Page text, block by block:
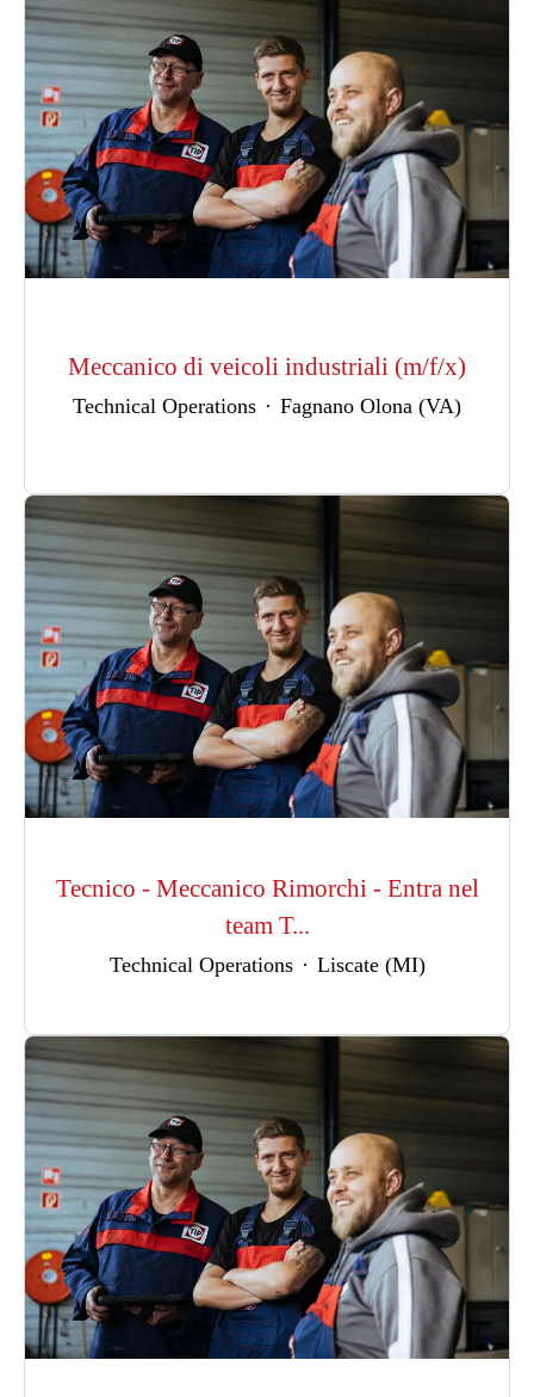
Meccanico di veicoli industriali (m/f/x)
Technical Operations · Fagnano Olona (VA)
Tecnico - Meccanico Rimorchi - Entra nel
team T...
Technical Operations · Liscate (MI)